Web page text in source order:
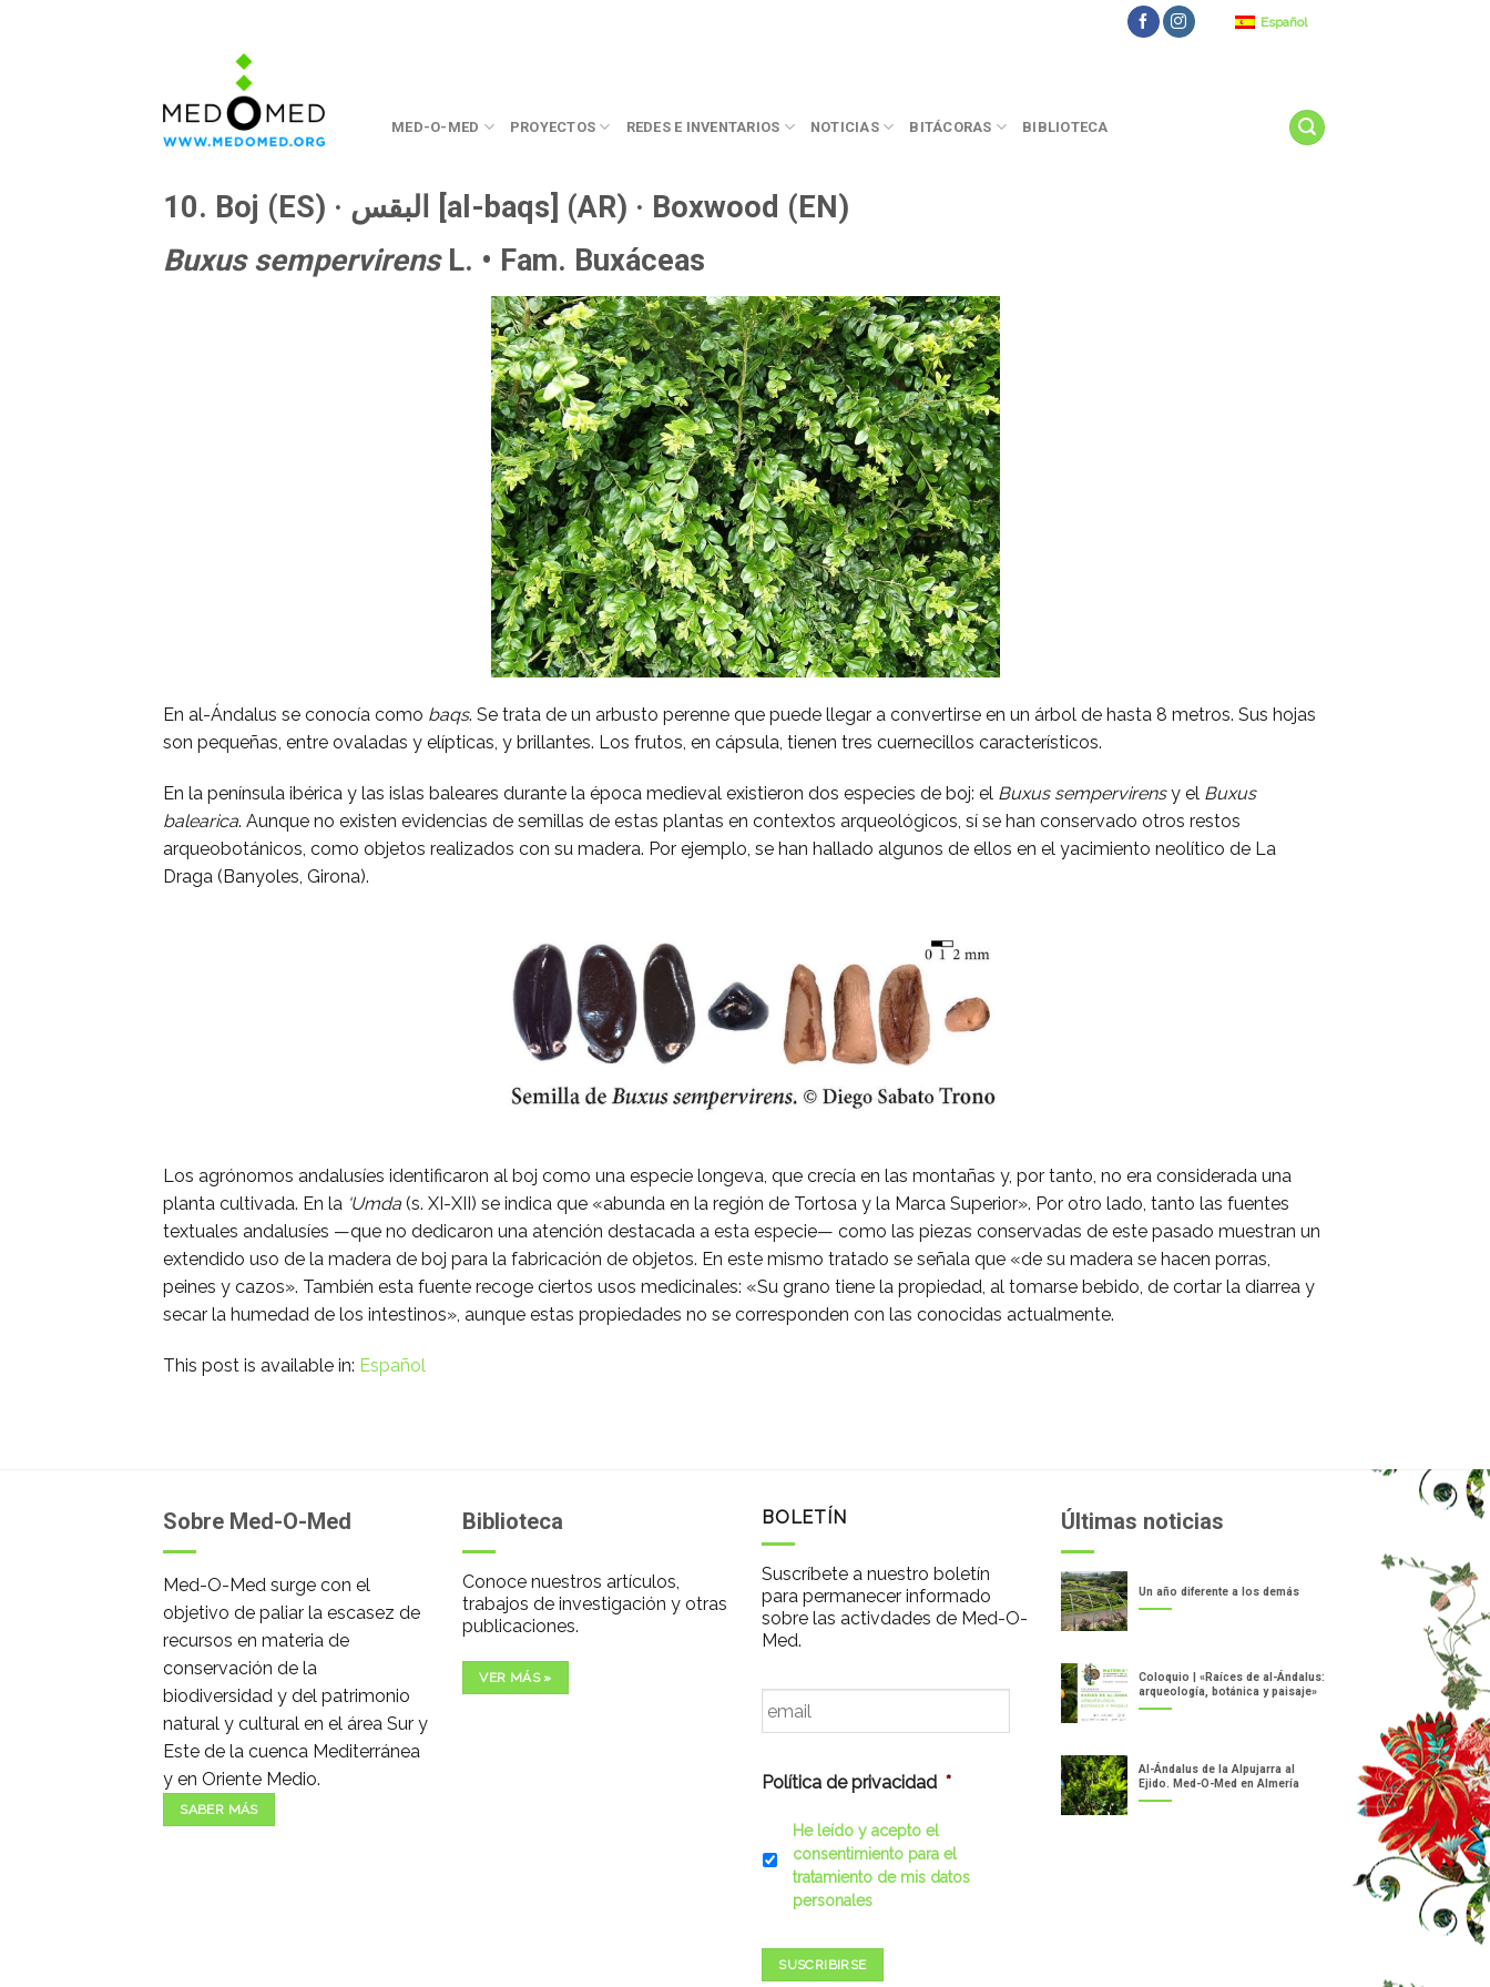
Español
MED-O-MED PROYECTOS REDES E INVENTARIOS NOTICIAS BITÁCORAS BIBLIOTECA
10. Boj (ES) · البقس [al-baqs] (AR) · Boxwood (EN)
Buxus sempervirens L. • Fam. Buxáceas
En al-Ándalus se conocía como baqs. Se trata de un arbusto perenne que puede llegar a convertirse en un árbol de hasta 8 metros. Sus hojas
son pequeñas, entre ovaladas y elípticas, y brillantes. Los frutos, en cápsula, tienen tres cuernecillos característicos.
En la península ibérica y las islas baleares durante la época medieval existieron dos especies de boj: el Buxus sempervirensy el Buxus
balearica. Aunque no existen evidencias de semillas de estas plantas en contextos arqueológicos, sí se han conservado otros restos
arqueobotánicos, como objetos realizados con su madera. Por ejemplo, se han hallado algunos de ellos en el yacimiento neolítico de La
Draga (Banyoles, Girona).
Los agrónomos andalusíes identificaron al boj como una especie longeva, que crecía en las montañas y, por tanto, no era considerada una
planta cultivada. En la ‘Umda (s. XI-XII) se indica que «abunda en la región de Tortosa y la Marca Superior». Por otro lado, tanto las fuentes
textuales andalusíes —que no dedicaron una atención destacada a esta especie— como las piezas conservadas de este pasado muestran un
extendido uso de la madera de boj para la fabricación de objetos. En este mismo tratado se señala que «de su madera se hacen porras,
peines y cazos». También esta fuente recoge ciertos usos medicinales: «Su grano tiene la propiedad, al tomarse bebido, de cortar la diarrea y
secar la humedad de los intestinos», aunque estas propiedades no se corresponden con las conocidas actualmente.
This post is available in: Español
Sobre Med-O-Med
Med-O-Med surge con el
objetivo de paliar la escasez de
recursos en materia de
conservación de la
biodiversidad y del patrimonio
natural y cultural en el área Sur y
Este de la cuenca Mediterránea
y en Oriente Medio.
SABER MÁS
Biblioteca
Conoce nuestros artículos,
trabajos de investigación y otras
publicaciones.
VER MÁS »
BOLETÍN
Suscríbete a nuestro boletín
para permanecer informado
sobre las activdades de Med-O-
Med.
Email *
Política de privacidad *
He leído y acepto el
consentimiento para el
tratamiento de mis datos
personales
SUSCRIBIRSE
Últimas noticias
Un año diferente a los demás
Coloquio | «Raíces de al-Ándalus:
arqueología, botánica y paisaje»
Al-Ándalus de la Alpujarra al
Ejido. Med-O-Med en Almería